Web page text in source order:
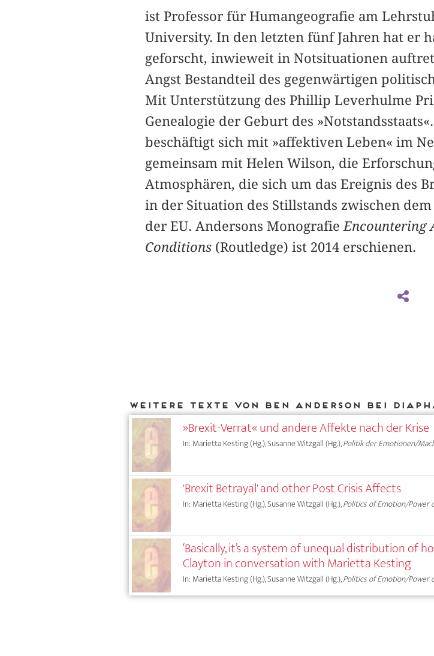
ist Professor für Humangeografie am
University. In den letzten fünf Jahren hat er
geforscht, inwieweit in Notsituationen
Angst Bestandteil des gegenwärtigen
Mit Unterstützung des Phillip Leverhulme
Genealogie der Geburt des
beschäftigt sich mit »affektiven Leben« im
gemeinsam mit Helen Wilson, die
Atmosphären, die sich um das Ereignis des
in der Situation des Stillstands zwischen
der EU. Andersons Monografie Encountering
Conditions(Routledge) ist 2014 erschienen.
Weitere Texte von Ben Anderson bei
»Brexit-Verrat« und andere Affekte nach der Krise
In: Marietta Kesting (Hg.), Susanne Witzgall (Hg.),Politik der Emotionen/
'Brexit Betrayal' and other Post Crisis Affects
In: Marietta Kesting (Hg.), Susanne Witzgall (Hg.),Politics of Emotion/Power
‘Basically, it’s a system of unequal distribution of
Clayton in conversation with Marietta Kesting
In: Marietta Kesting (Hg.), Susanne Witzgall (Hg.),Politics of Emotion/Power